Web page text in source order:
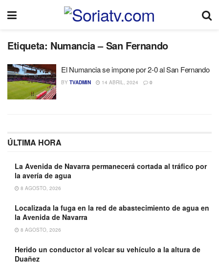
Etiqueta: Numancia – San Fernando
El Numancia se impone por 2-0 al San Fernando
BY TVADMIN 14 ABRIL, 2024 0
ÚLTIMA HORA
La Avenida de Navarra permanecerá cortada al tráfico por
la avería de agua
8 AGOSTO, 2026
Localizada la fuga en la red de abastecimiento de agua en
la Avenida de Navarra
8 AGOSTO, 2026
Herido un conductor al volcar su vehículo a la altura de
Duañez